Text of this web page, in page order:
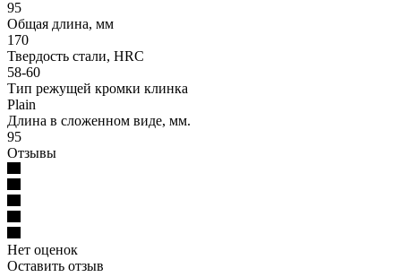
95
Общая длина, мм
170
Твердость стали, HRC
58-60
Тип режущей кромки клинка
Plain
Длина в сложенном виде, мм.
95
Отзывы
Нет оценок
Оставить отзыв